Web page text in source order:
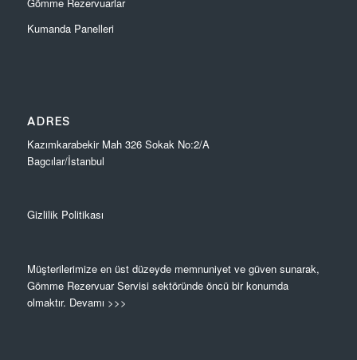
Kumanda Panelleri
ADRES
Kazımkarabekir Mah 326 Sokak No:2/A
Bagcılar/İstanbul
Gizlilik Politikası
Müşterilerimize en üst düzeyde memnuniyet ve güven sunarak,
Gömme Rezervuar Servisi sektöründe öncü bir konumda
olmaktır. Devamı >>>